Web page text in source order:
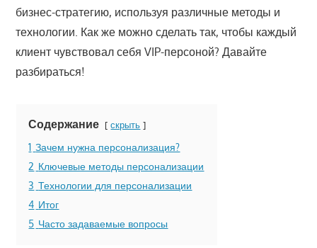
бизнес-стратегию, используя различные методы и
технологии. Как же можно сделать так, чтобы каждый
клиент чувствовал себя VIP-персоной? Давайте
разбираться!
Содержание скрыть
1 Зачем нужна персонализация?
2 Ключевые методы персонализации
3 Технологии для персонализации
4 Итог
5 Часто задаваемые вопросы